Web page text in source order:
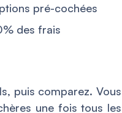
pré-cochées
des frais
puis comparez. Vous
une fois tous les